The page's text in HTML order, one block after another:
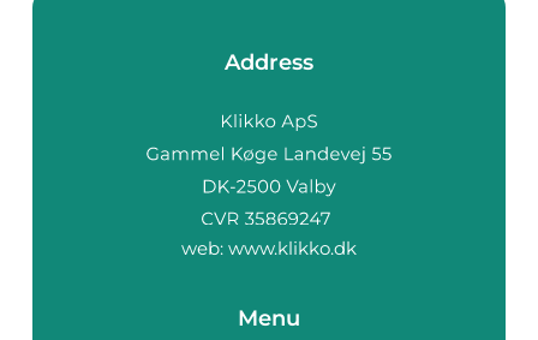
Address
web: www.klikko.dk
Menu